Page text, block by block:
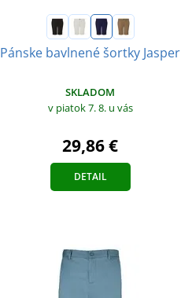
Pánske bavlnené šortky Jasper
SKLADOM
v piatok 7. 8. u vás
29,86 €
DETAIL